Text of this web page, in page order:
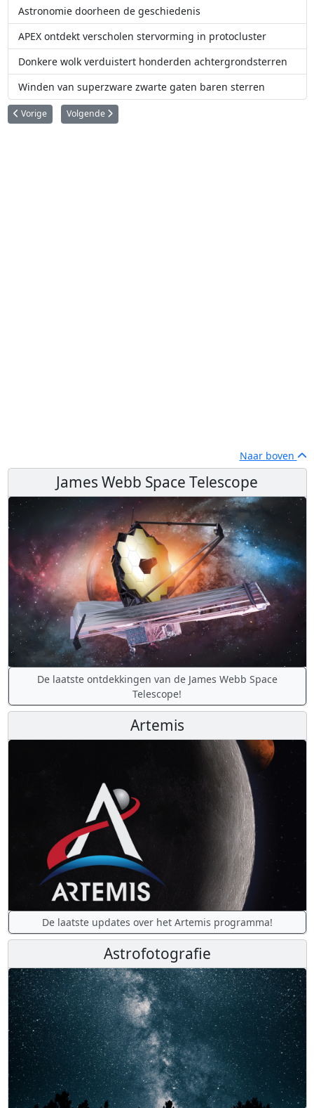
Astronomie doorheen de geschiedenis
APEX ontdekt verscholen stervorming in protocluster
Donkere wolk verduistert honderden achtergrondsterren
Winden van superzware zwarte gaten baren sterren
Vorig artikel: ‘Zwartegaten-politie’ ontdekt een slapend zwart gat buiten
Vorige Volgende artikel: Astronomen onthullen eerste opname van
Volgende
Naar boven
James Webb Space Telescope
De laatste ontdekkingen van de James Webb Space
Telescope!
Artemis
De laatste updates over het Artemis programma!
Astrofotografie